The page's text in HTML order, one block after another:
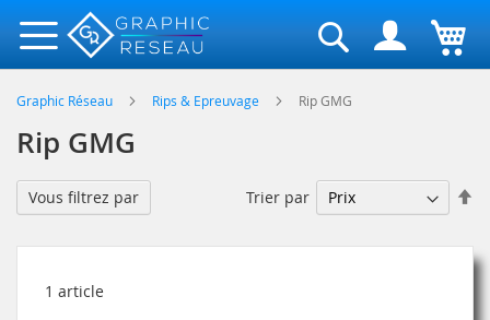
Rechercher
Graphic Réseau Rips & Epreuvage Rip GMG
Rip GMG
1 article
Trier par
Vous filtrez par